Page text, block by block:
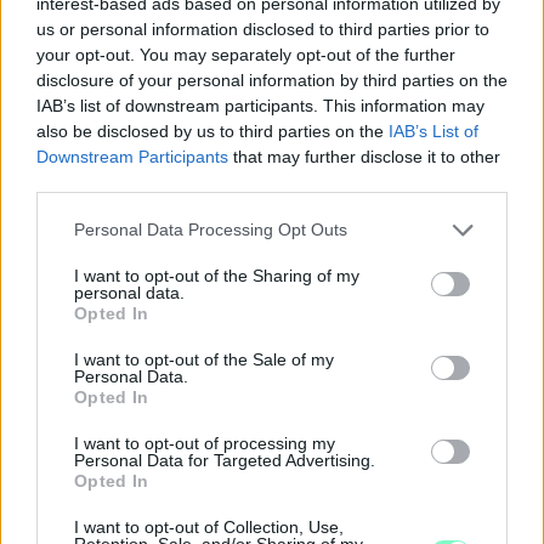
us or personal information disclosed to third parties prior to
your opt-out. You may separately opt-out of the further
disclosure of your personal information by third parties on the
IAB’s list of downstream participants. This information may
also be disclosed by us to third parties on the IAB’s List of
Downstream Participants that may further disclose it to other
Please note that this website/app uses one or more Google
not limited to your visit or usage behaviour. You may click to
grant or deny consent to Google and its third-party tags to
use your data for below specified purposes in below Google
consent section.
Personal Data Processing Opt Outs
I want to opt-out of the Sharing of my
personal data.
Opted In
I want to opt-out of the Sale of my
Personal Data.
Opted In
I want to opt-out of processing my
Personal Data for Targeted Advertising.
Opted In
I want to opt-out of Collection, Use,
adómentesek lehessenek.
terén ÁFA-csökkentést, Tiborcz-adót, az extra nyereség